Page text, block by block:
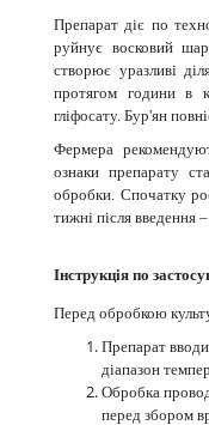
Препарат діє по
руйнує восковий
створює уразливі
протягом години в
гліфосату. Бур'ян
Фермера
ознаки препарату
обробки. Спочатку
тижні після введення
Інструкція по
Перед обробкою
Препарат
діапазон
Обробка
перед збором